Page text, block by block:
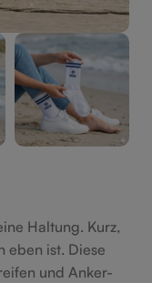
Haltung. Kurz,
eben ist. Diese
und Anker-